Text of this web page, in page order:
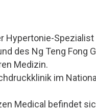
Hypertonie-Spezialist
des Ng Teng Fong
Medizin.
im
Medical befindet